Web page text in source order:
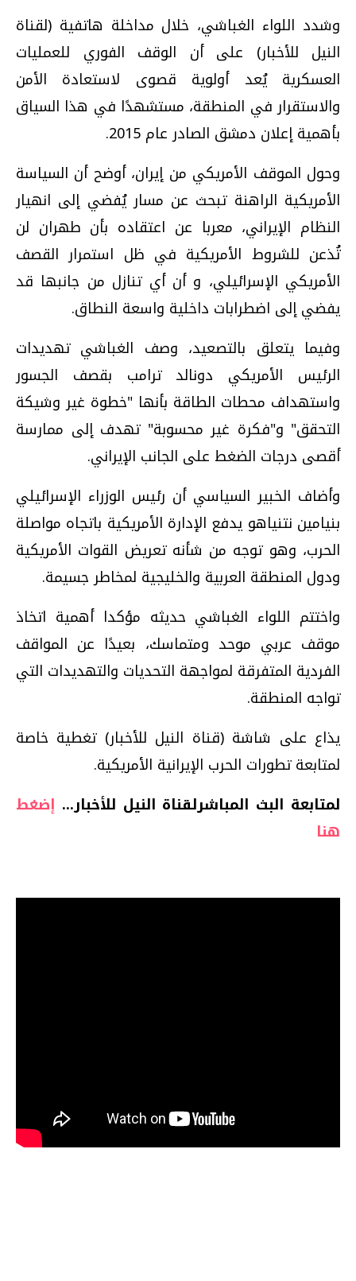
وشدد اللواء الغباشي، خلال مداخلة هاتفية (لقناة
النيل للأخبار) على أن الوقف الفوري للعمليات
العسكرية يُعد أولوية قصوى لاستعادة الأمن
والاستقرار في المنطقة، مستشهدًا في هذا السياق
بأهمية إعلان دمشق الصادر عام 2015.
وحول الموقف الأمريكي من إيران، أوضح أن السياسة
الأمريكية الراهنة تبحث عن مسار يُفضي إلى انهيار
النظام الإيراني، معربا عن اعتقاده بأن طهران لن
تُذعن للشروط الأمريكية في ظل استمرار القصف
الأمريكي الإسرائيلي، و أن أي تنازل من جانبها قد
يفضي إلى اضطرابات داخلية واسعة النطاق.
وفيما يتعلق بالتصعيد، وصف الغباشي تهديدات
الرئيس الأمريكي دونالد ترامب بقصف الجسور
واستهداف محطات الطاقة بأنها "خطوة غير وشيكة
التحقق" و"فكرة غير محسوبة" تهدف إلى ممارسة
أقصى درجات الضغط على الجانب الإيراني.
وأضاف الخبير السياسي أن رئيس الوزراء الإسرائيلي
بنيامين نتنياهو يدفع الإدارة الأمريكية باتجاه مواصلة
الحرب، وهو توجه من شأنه تعريض القوات الأمريكية
ودول المنطقة العربية والخليجية لمخاطر جسيمة.
واختتم اللواء الغباشي حديثه مؤكدا أهمية اتخاذ
موقف عربي موحد ومتماسك، بعيدًا عن المواقف
الفردية المتفرقة لمواجهة التحديات والتهديدات التي
تواجه المنطقة.
يذاع على شاشة (قناة النيل للأخبار) تغطية خاصة
لمتابعة تطورات الحرب الإيرانية الأمريكية.
لمتابعة البث المباشرلقناة النيل للأخبار... إضغط
هنا